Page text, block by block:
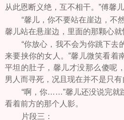
从此恩断义绝，互不相干。”傅馨
“馨儿，你不要站在崖边，不
馨儿站在悬崖边，里面的那颗心就
“你放心，我不会为你跳下去
来要挟你的女人。”馨儿微笑看着
平坦的肚子，馨儿才没那么傻呢
男人而寻死，况且现在并不是只有
“啊，你……”馨儿还没说完就
看着前方的那个人影。
片段三：